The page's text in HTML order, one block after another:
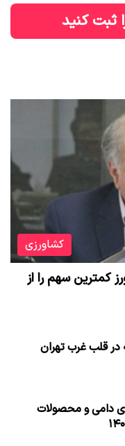
ثبت کنید
کشاورزی
کمترین سهم را از
در قلب غرب تهران
دامی و محصولات